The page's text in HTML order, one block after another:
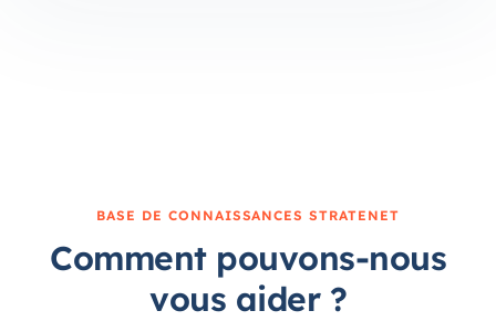
BASE DE CONNAISSANCES STRATENET
Comment pouvons-nous
vous aider ?